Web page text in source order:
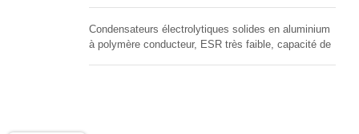
Condensateurs électrolytiques solides en aluminium
à polymère conducteur, ESR très faible, capacité de